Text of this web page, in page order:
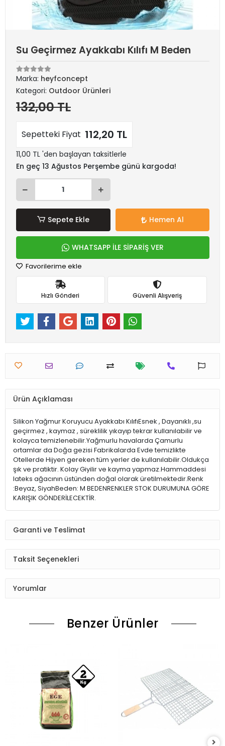
Su Geçirmez Ayakkabı Kılıfı M Beden
Marka: heyfconcept
Kategori: Outdoor Ürünleri
132,00 TL
Sepetteki Fiyat 112,20 TL
11,00 TL 'den başlayan taksitlerle
En geç 13 Ağustos Perşembe günü kargoda!
Sepete Ekle Hemen Al
WHATSAPP İLE SİPARİŞ VER
Favorilerime ekle
Hızlı Gönderi Güvenli Alışveriş
Ürün Açıklaması
Silikon Yağmur Koruyucu Ayakkabı KılıfıEsnek , Dayanıklı ,su
geçirmez , kaymaz , süreklilik yıkayıp tekrar kullanılabilir ve
kolayca temizlenebilir.Yağmurlu havalarda Çamurlu
ortamlar da Doğa gezisi Fabrikalarda Evde temizlikte
Otellerde Hijyen gereken tüm yerler de kullanılabilir.Oldukça
şık ve pratiktir. Kolay Giyilir ve kayma yapmaz.Hammaddesi
lateks ağacının üstünden doğal olarak üretilmektedir.Renk
:Beyaz, SiyahBeden: M BEDENRENKLER STOK DURUMUNA GÖRE
KARIŞIK GÖNDERİLECEKTİR.
Garanti ve Teslimat
Taksit Seçenekleri
Yorumlar
Benzer Ürünler